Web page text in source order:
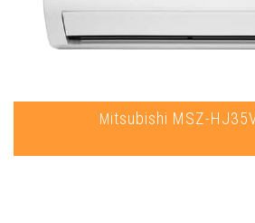
Mitsubishi MSZ-